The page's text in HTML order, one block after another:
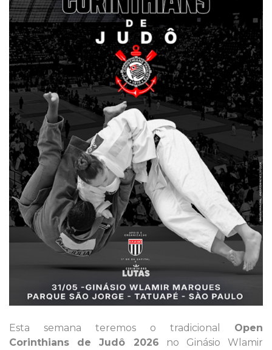
Esta semana teremos o tradicional Open
Corinthians de Judô 2026 no Ginásio Wlamir